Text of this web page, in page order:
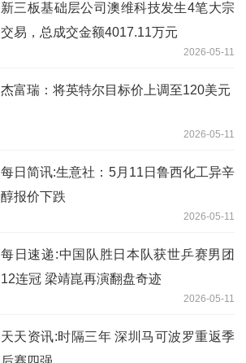
新三板基础层公司澳维科技发生4笔大宗
交易，总成交金额4017.11万元
2026-05-11
杰富瑞：将英特尔目标价上调至120美元
2026-05-11
每日简讯:生意社：5月11日鲁西化工异辛
醇报价下跌
2026-05-11
每日速递:中国队胜日本队获世乒赛男团
12连冠 梁靖崑再演翻盘奇迹
2026-05-11
天天资讯:时隔三年 深圳马可波罗重返季